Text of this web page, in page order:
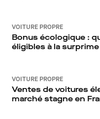
VOITURE PROPRE
Bonus écologique :
éligibles à la
VOITURE PROPRE
Ventes de voitures
marché stagne en